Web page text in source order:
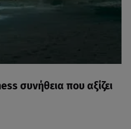
συνήθεια που αξίζει